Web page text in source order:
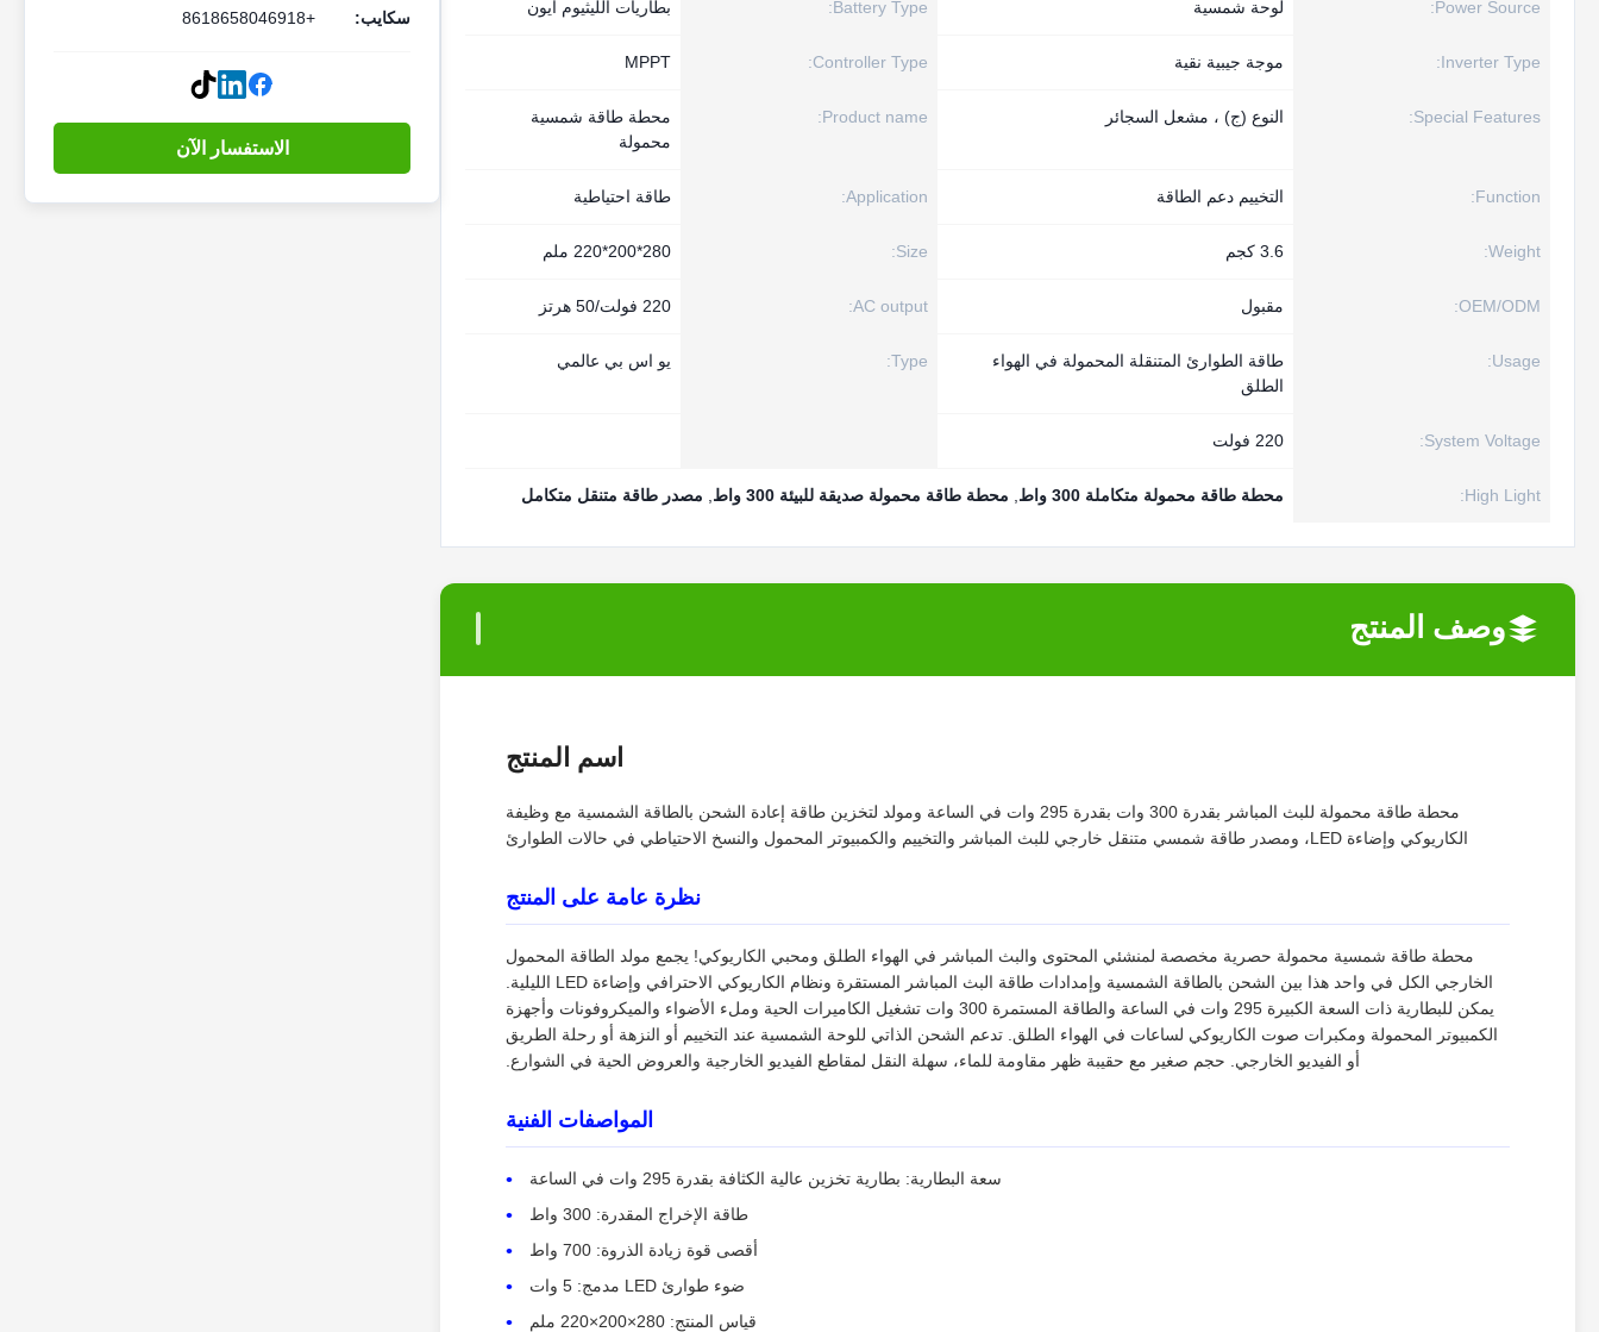
Power Source: لوحة شمسية Battery Type: بطاريات الليثيوم أيون
Inverter Type: موجة جيبية نقية Controller Type:
MPPT
Special Features: النوع (ج) ، مشعل السجائر Product name:
محطة طاقة شمسية
محمولة
Function: التخييم دعم الطاقة Application: طاقة احتياطية
Weight: 3.6 كجم Size: 280*200*220 ملم
OEM/ODM: مقبول AC output: 220 فولت/50 هرتز
Usage:
طاقة الطوارئ المتنقلة المحمولة في الهواء
الطلق
Type: يو اس بي عالمي
System Voltage: 220 فولت
High Light: محطة طاقة محمولة متكاملة 300 واط محطة طاقة محمولة صديقة للبيئة 300 واط مصدر طاقة متنقل متكامل
وصف المنتج
اسم المنتج
محطة طاقة محمولة للبث المباشر بقدرة 300 وات بقدرة 295 وات في الساعة ومولد لتخزين طاقة إعادة الشحن بالطاقة الشمسية مع وظيفة
الكاريوكي وإضاءة LED، ومصدر طاقة شمسي متنقل خارجي للبث المباشر والتخييم والكمبيوتر المحمول والنسخ الاحتياطي في حالات الطوارئ
نظرة عامة على المنتج
محطة طاقة شمسية محمولة حصرية مخصصة لمنشئي المحتوى والبث المباشر في الهواء الطلق ومحبي الكاريوكي! يجمع مولد الطاقة المحمول
الخارجي الكل في واحد هذا بين الشحن بالطاقة الشمسية وإمدادات طاقة البث المباشر المستقرة ونظام الكاريوكي الاحترافي وإضاءة LED الليلية.
يمكن للبطارية ذات السعة الكبيرة 295 وات في الساعة والطاقة المستمرة 300 وات تشغيل الكاميرات الحية وملء الأضواء والميكروفونات وأجهزة
الكمبيوتر المحمولة ومكبرات صوت الكاريوكي لساعات في الهواء الطلق. تدعم الشحن الذاتي للوحة الشمسية عند التخييم أو النزهة أو رحلة الطريق
أو الفيديو الخارجي. حجم صغير مع حقيبة ظهر مقاومة للماء، سهلة النقل لمقاطع الفيديو الخارجية والعروض الحية في الشوارع.
المواصفات الفنية
سعة البطارية: بطارية تخزين عالية الكثافة بقدرة 295 وات في الساعة
طاقة الإخراج المقدرة: 300 واط
أقصى قوة زيادة الذروة: 700 واط
ضوء طوارئ LED مدمج: 5 وات
قياس المنتج: 280×200×220 ملم
سكايب:
+8618658046918
الاستفسار الآن